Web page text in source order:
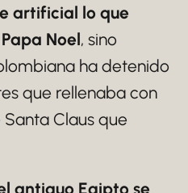
artificial lo que
Noel, sino
ha detenido
que rellenaba con
Claus que
antiguo Egipto se